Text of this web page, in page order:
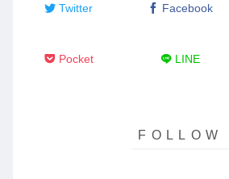
Twitter Facebook
Pocket LINE